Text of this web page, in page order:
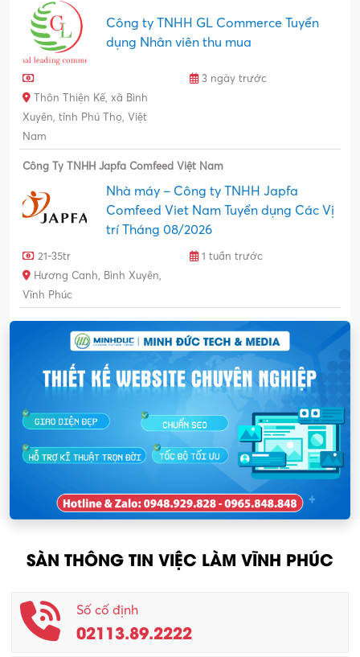
Công ty TNHH GL Commerce Tuyển
dụng Nhân viên thu mua
3 ngày trước
Thôn Thiện Kế, xã Bình
Xuyên, tỉnh Phú Thọ, Việt
Nam
Công Ty TNHH Japfa Comfeed Việt Nam
Nhà máy – Công ty TNHH Japfa
Comfeed Viet Nam Tuyển dụng Các Vị
trí Tháng 08/2026
21-35tr
1 tuần trước
Hương Canh, Bình Xuyên,
Vĩnh Phúc
SÀN THÔNG TIN VIỆC LÀM VĨNH PHÚC
Số cố định
02113.89.2222